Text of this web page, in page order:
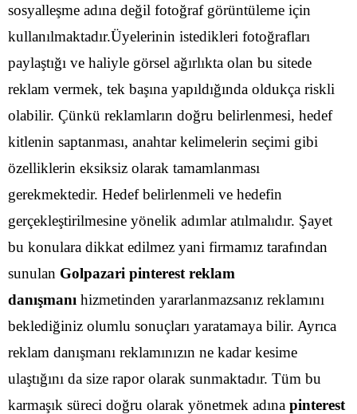
sosyalleşme adına değil fotoğraf görüntüleme için
kullanılmaktadır.Üyelerinin istedikleri fotoğrafları
paylaştığı ve haliyle görsel ağırlıkta olan bu sitede
reklam vermek, tek başına yapıldığında oldukça riskli
olabilir. Çünkü reklamların doğru belirlenmesi, hedef
kitlenin saptanması, anahtar kelimelerin seçimi gibi
özelliklerin eksiksiz olarak tamamlanması
gerekmektedir. Hedef belirlenmeli ve hedefin
gerçekleştirilmesine yönelik adımlar atılmalıdır. Şayet
bu konulara dikkat edilmez yani firmamız tarafından
sunulan Golpazari pinterest reklam
danışmanı hizmetinden yararlanmazsanız reklamını
beklediğiniz olumlu sonuçları yaratamaya bilir. Ayrıca
reklam danışmanı reklamınızın ne kadar kesime
ulaştığını da size rapor olarak sunmaktadır. Tüm bu
karmaşık süreci doğru olarak yönetmek adına pinterest